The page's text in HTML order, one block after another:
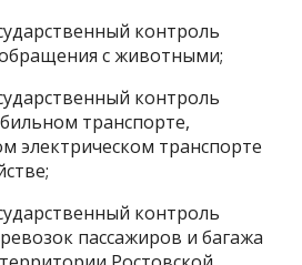
контроль
с животными;
контроль
транспорте,
электрическом транспорте
контроль
пассажиров и багажа